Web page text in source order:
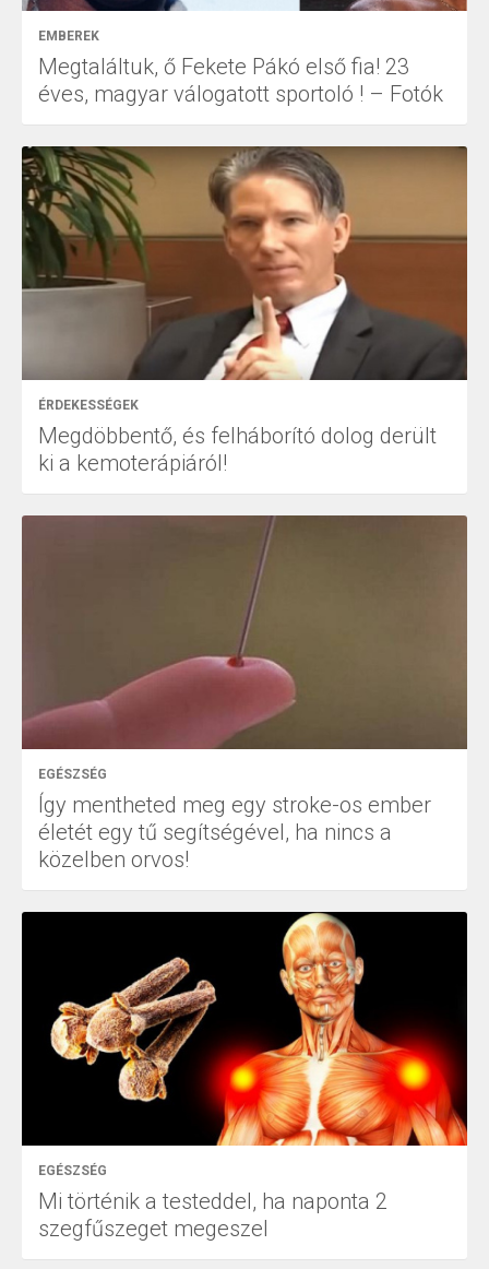
EMBEREK
Megtaláltuk, ő Fekete Pákó első fia! 23
éves, magyar válogatott sportoló ! – Fotók
ÉRDEKESSÉGEK
Megdöbbentő, és felháborító dolog derült
ki a kemoterápiáról!
EGÉSZSÉG
Így mentheted meg egy stroke-os ember
életét egy tű segítségével, ha nincs a
közelben orvos!
EGÉSZSÉG
Mi történik a testeddel, ha naponta 2
szegfűszeget megeszel